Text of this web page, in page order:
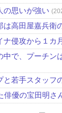
の思いが強い
は高田屋嘉兵衛
ナ侵攻から１カ
中で、プーチ
若手スタッフ
俳優の宝田明さ